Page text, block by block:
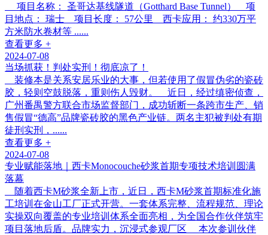
项目名称： 圣哥达基线隧道（Gotthard Base Tunnel） 项
目地点： 瑞士 项目长度： 57公里 西卡应用： 约330万平
方米防水卷材等 ......
查看更多 +
2024-07-08
当场抓获！判处实刑！彻底凉了！
装修本是关系安居乐业的大事，但若使用了假冒伪劣的瓷砖
胶，轻则空鼓脱落，重则伤人毁财。 近日，经过缜密侦查，
广州番禺警方联合市场监督部门，成功斩断一条跨市生产、销
售假冒“德高”品牌瓷砖胶的黑色产业链。两名主犯被判处有期
徒刑实刑，......
查看更多 +
2024-07-08
专业赋能落地｜西卡Monocouche砂浆首期专项技术培训圆满
落幕
随着西卡M砂浆全新上市，近日，西卡M砂浆首期标准化施
工培训在金山工厂正式开营。一套体系完整、流程规范、理论
实操双向覆盖的专业培训体系全面亮相，为全国合作伙伴筑牢
项目落地后盾。品牌实力，沉浸式参观厂区 本次参训伙伴